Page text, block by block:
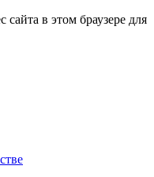
в этом браузере для